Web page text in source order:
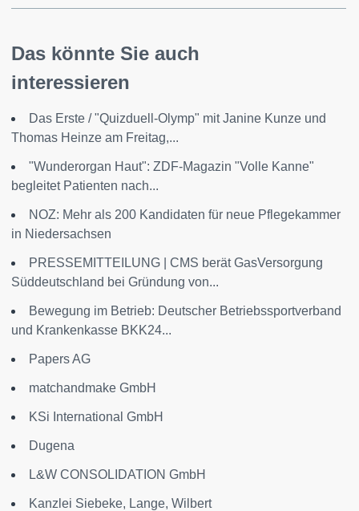
Das könnte Sie auch
interessieren
Das Erste / "Quizduell-Olymp" mit Janine Kunze und
Thomas Heinze am Freitag,...
"Wunderorgan Haut": ZDF-Magazin "Volle Kanne"
begleitet Patienten nach...
NOZ: Mehr als 200 Kandidaten für neue Pflegekammer
in Niedersachsen
PRESSEMITTEILUNG | CMS berät GasVersorgung
Süddeutschland bei Gründung von...
Bewegung im Betrieb: Deutscher Betriebssportverband
und Krankenkasse BKK24...
Papers AG
matchandmake GmbH
KSi International GmbH
Dugena
L&W CONSOLIDATION GmbH
Kanzlei Siebeke, Lange, Wilbert